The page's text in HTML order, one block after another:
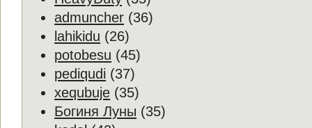
admuncher (36)
lahikidu (26)
potobesu (45)
pediqudi (37)
xequbuje (35)
Богиня Луны (35)